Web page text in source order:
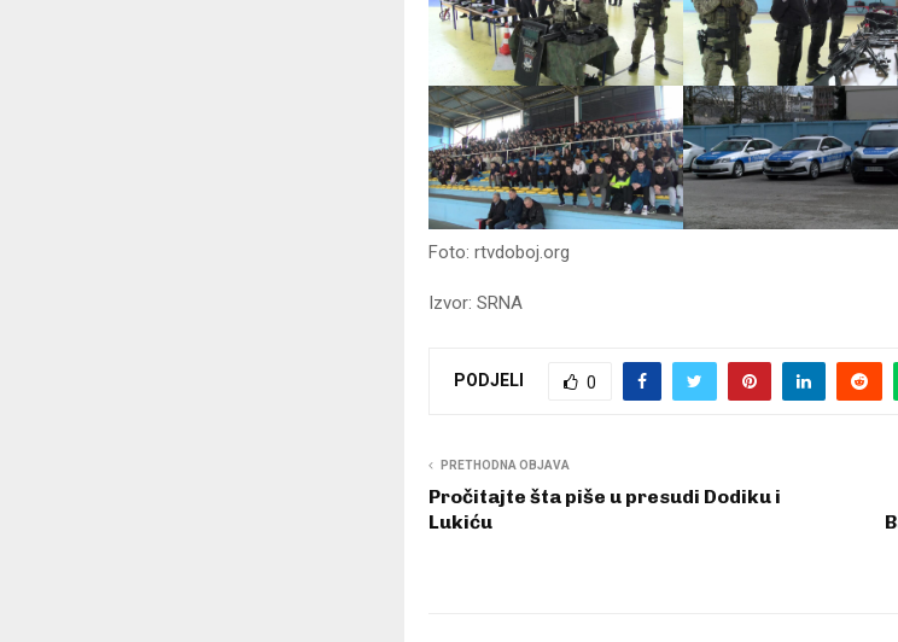
Foto: rtvdoboj.org
Izvor: SRNA
PODJELI 0
PRETHODNA OBJAVA
Pročitajte šta piše u presudi Dodiku i
Lukiću